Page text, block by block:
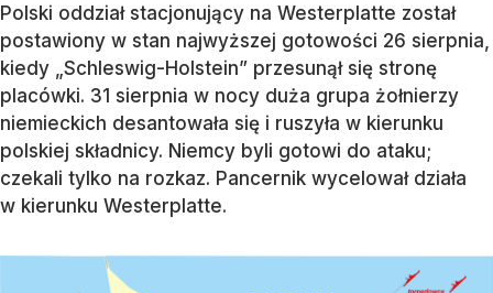
Polski oddział stacjonujący na Westerplatte został
postawiony w stan najwyższej gotowości 26 sierpnia,
kiedy „Schleswig-Holstein” przesunął się stronę
placówki. 31 sierpnia w nocy duża grupa żołnierzy
niemieckich desantowała się i ruszyła w kierunku
polskiej składnicy. Niemcy byli gotowi do ataku;
czekali tylko na rozkaz. Pancernik wycelował działa
w kierunku Westerplatte.